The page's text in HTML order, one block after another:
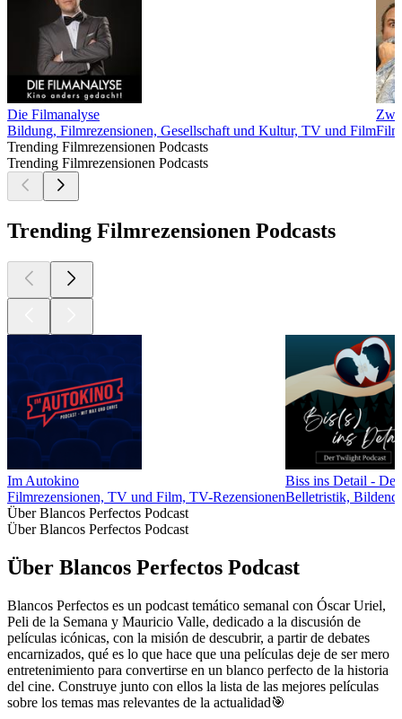
Die Filmanalyse
Bildung, Filmrezensionen, Gesellschaft und Kultur, TV und Film
Trending Filmrezensionen Podcasts
Trending Filmrezensionen Podcasts
Trending Filmrezensionen Podcasts
Im Autokino
Filmrezensionen, TV und Film, TV-Rezensionen
Biss ins Detail -
Belletristik,
Über Blancos Perfectos Podcast
Über Blancos Perfectos Podcast
Über Blancos Perfectos Podcast
Blancos Perfectos es un podcast temático semanal con Óscar Uriel,
Peli de la Semana y Mauricio Valle, dedicado a la discusión de
películas icónicas, con la misión de descubrir, a partir de debates
encarnizados, qué es lo que hace que una películas deje de ser mero
entretenimiento para convertirse en un blanco perfecto de la historia
del cine. Construye junto con ellos la lista de las mejores películas
sobre los temas mas relevantes de la actualidad🎯